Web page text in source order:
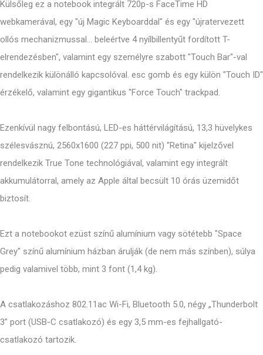
Külsőleg ez a notebook integrált 720p-s FaceTime HD
webkamerával, egy "új Magic Keyboarddal" és egy "újratervezett
ollós mechanizmussal... beleértve 4 nyílbillentyűt fordított T-
elrendezésben", valamint egy személyre szabott "Touch Bar"-val
rendelkezik különálló kapcsolóval. esc gomb és egy külön "Touch ID"
érzékelő, valamint egy gigantikus "Force Touch" trackpad.
Ezenkívül nagy felbontású, LED-es háttérvilágítású, 13,3 hüvelykes
szélesvásznú, 2560x1600 (227 ppi, 500 nit) "Retina" kijelzővel
rendelkezik True Tone technológiával, valamint egy integrált
akkumulátorral, amely az Apple által becsült 10 órás üzemidőt
biztosít.
Ezt a notebookot ezüst színű alumínium vagy sötétebb "Space
Grey" színű alumínium házban árulják (de nem más színben), súlya
pedig valamivel több, mint 3 font (1,4 kg).
A csatlakozáshoz 802.11ac Wi-Fi, Bluetooth 5.0, négy „Thunderbolt
3” port (USB-C csatlakozó) és egy 3,5 mm-es fejhallgató-
csatlakozó tartozik.